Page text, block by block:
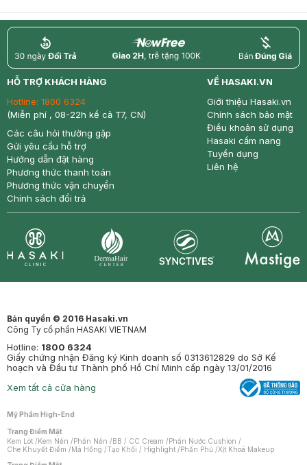
return nowfree price
HỖ TRỢ KHÁCH HÀNG
Hotline: 1800 6324
(Miễn phí , 08-22h kể cả T7, CN)
Các câu hỏi thường gặp
Gửi yêu cầu hỗ trợ
Hướng dẫn đặt hàng
Phương thức thanh toán
Phương thức vận chuyển
Chính sách đổi trả
VỀ HASAKI.VN
Giới thiệu Hasaki.vn
Chính sách bảo mật
Điều khoản sử dụng
Hasaki cẩm nang
Tuyển dụng
Liên hệ
Bản quyền © 2016 Hasaki.vn
Công Ty cổ phần HASAKI VIETNAM
Hotline: 1800 6324
Giấy chứng nhận Đăng ký Kinh doanh số 0313612829 do Sở Kế
hoạch và Đầu tư Thành phố Hồ Chí Minh cấp ngày 13/01/2016
Xem tất cả cửa hàng
Mỹ Phẩm High-End
Trang Điểm Mặt
Kem Lót /Kem Nền /Phấn Nền /BB / CC Cream /Phấn Nước Cushion /
Che Khuyết Điểm /Má Hồng /Tạo Khối / Highlight /Phấn Phủ /Xịt Khoá Makeup